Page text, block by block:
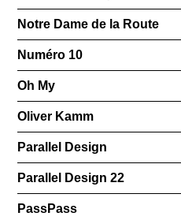
Notre Dame de la Route
Numéro 10
Oh My
Oliver Kamm
Parallel Design
Parallel Design 22
PassPass